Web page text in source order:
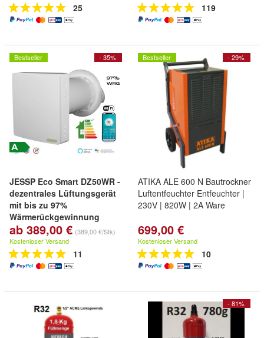
25 119
- 35%
Bestseller
JESSP Eco Smart DZ50WR -
dezentrales Lüftungsgerät
mit bis zu 97%
Wärmerückgewinnung
App-gesteuerte dezentrale
Wohnraumlüftung mit F7-Filter
& Boost-Funktion
ab 389,00 € (389,00 €/Stk)
Kostenloser Versand
11
- 29%
Bestseller
ATIKA ALE 600 N Bautrockner
Luftentfeuchter Entfeuchter |
230V | 820W | 2A Ware
699,00 €
Kostenloser Versand
10
- 81%